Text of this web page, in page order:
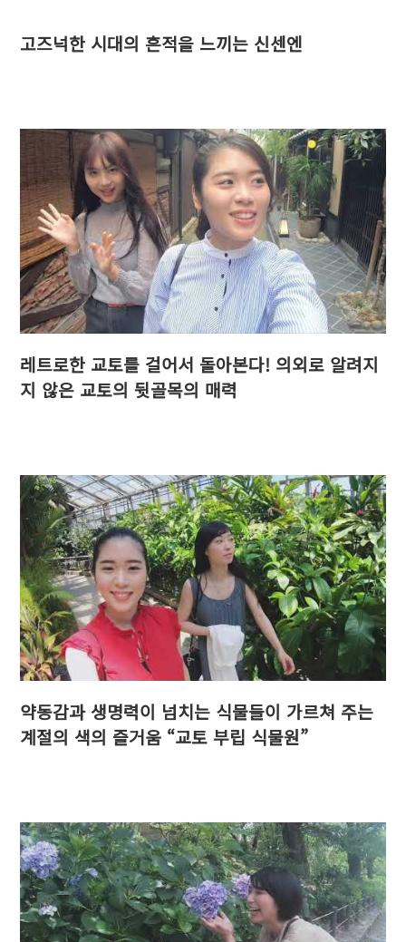
고즈넉한 시대의 흔적을 느끼는 신센엔
레트로한 교토를 걸어서 돌아본다! 의외로 알려지
지 않은 교토의 뒷골목의 매력
약동감과 생명력이 넘치는 식물들이 가르쳐 주는
계절의 색의 즐거움 “교토 부립 식물원”